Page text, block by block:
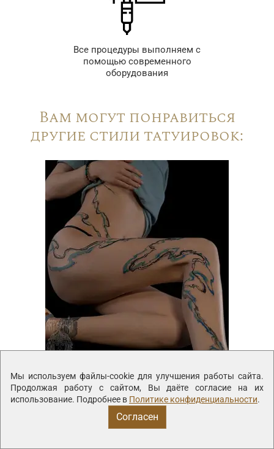
Мы используем файлы-cookie для улучшения работы сайта.
Продолжая работу с сайтом, Вы даёте согласие на их
использование. Подробнее в Политике конфиденциальности.
Согласен
Все процедуры выполняем с
помощью современного
оборудования
Вам могут понравиться
другие стили татуировок:
Абстракция